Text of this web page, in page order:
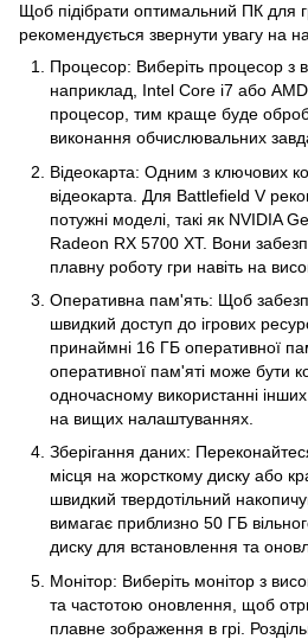
Щоб підібрати оптимальний ПК для
рекомендується звернути увагу на
Процесор: Виберіть процесор з
наприклад, Intel Core i7 або
процесор, тим краще буде
виконання обчислювальних
Відеокарта: Одним з ключових
відеокарта. Для Battlefield V
потужні моделі, такі як NVIDIA
Radeon RX 5700 XT. Вони
плавну роботу гри навіть на
Оперативна пам'ять: Щоб
швидкий доступ до ігрових
принаймні 16 ГБ оперативної
оперативної пам'яті може бути
одночасному використанні
на вищих налаштуваннях.
Зберігання даних:
місця на жорсткому диску або
швидкий твердотільний
вимагає приблизно 50 ГБ
диску для встановлення та
Монітор: Виберіть монітор з
та частотою оновлення, щоб
плавне зображення в грі.